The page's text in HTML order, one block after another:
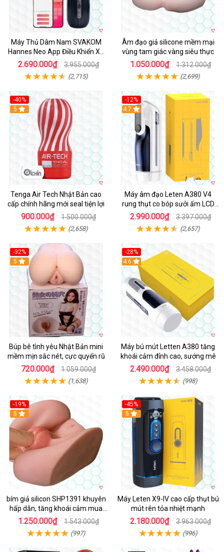
Máy Thủ Dâm Nam SVAKOM
Hannes Neo App Điều Khiển Xa
Cao Cấp
2.690.000₫ 3.955.000₫
(2,715)
Âm đạo giả silicone mềm mại
vùng tam giác vàng siêu thực
1.050.000₫ 1.312.000₫
(2,699)
-40%
Hot
5
Tenga Air Tech Nhật Bản cao
cấp chính hãng mới seal tiện lợi
900.000₫ 1.500.000₫
(2,658)
-12%
Hot
4.7
Máy âm đạo Leten A380 V4
rung thụt co bóp sưởi ấm LCD
đẹp
2.990.000₫ 3.397.000₫
(2,657)
-32%
Hot
5
Búp bê tình yêu Nhật Bản mini
mềm mịn sắc nét, cực quyến rũ
720.000₫ 1.059.000₫
(1,638)
-28%
Hot
4.6
Máy bú mút Letten A380 tăng
khoái cảm đỉnh cao, sướng mê
2.490.000₫ 3.458.000₫
(998)
-19%
Hot
5
bím giả silicon SHP1391 khuyên
hấp dẫn, tăng khoái cảm mua
ngay
1.250.000₫ 1.543.000₫
(997)
-45%
Hot
5
Máy Leten X9-IV cao cấp thụt bú
mút rên tỏa nhiệt mạnh
2.180.000₫ 3.963.000₫
(996)